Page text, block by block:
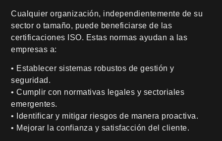
Cualquier organización, independientemente de su
sector o tamaño, puede beneficiarse de las
certificaciones ISO. Estas normas ayudan a las
empresas a:
• Establecer sistemas robustos de gestión y
seguridad.
• Cumplir con normativas legales y sectoriales
emergentes.
• Identificar y mitigar riesgos de manera proactiva.
• Mejorar la confianza y satisfacción del cliente.